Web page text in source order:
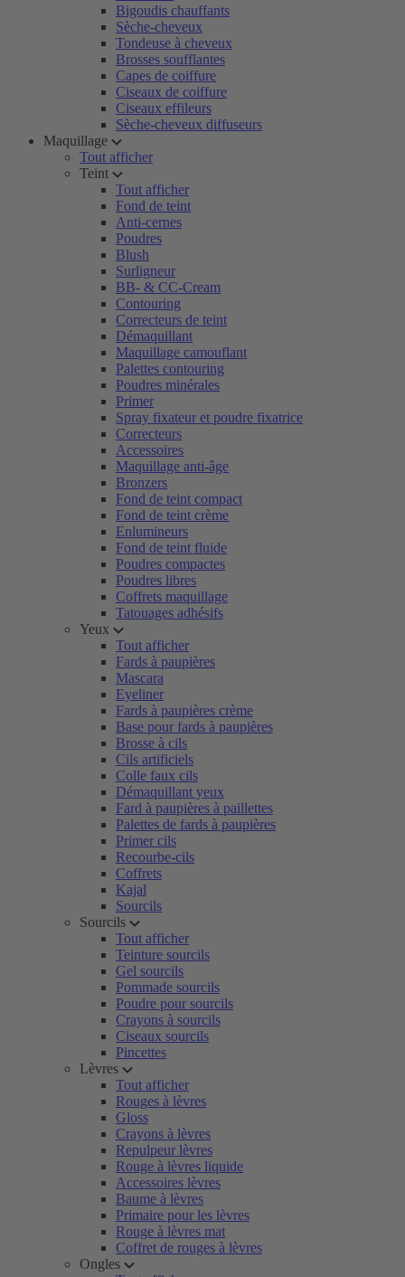
Bigoudis chauffants
Sèche-cheveux
Tondeuse à cheveux
Brosses soufflantes
Capes de coiffure
Ciseaux de coiffure
Ciseaux effileurs
Sèche-cheveux diffuseurs
Maquillage
Tout afficher
Teint
Tout afficher
Fond de teint
Anti-cernes
Poudres
Blush
Surligneur
BB- & CC-Cream
Contouring
Correcteurs de teint
Démaquillant
Maquillage camouflant
Palettes contouring
Poudres minérales
Primer
Spray fixateur et poudre fixatrice
Correcteurs
Accessoires
Maquillage anti-âge
Bronzers
Fond de teint compact
Fond de teint crème
Enlumineurs
Fond de teint fluide
Poudres compactes
Poudres libres
Coffrets maquillage
Tatouages adhésifs
Yeux
Tout afficher
Fards à paupières
Mascara
Eyeliner
Fards à paupières crème
Base pour fards à paupières
Brosse à cils
Cils artificiels
Colle faux cils
Démaquillant yeux
Fard à paupières à paillettes
Palettes de fards à paupières
Primer cils
Recourbe-cils
Coffrets
Kajal
Sourcils
Sourcils
Tout afficher
Teinture sourcils
Gel sourcils
Pommade sourcils
Poudre pour sourcils
Crayons à sourcils
Ciseaux sourcils
Pincettes
Lèvres
Tout afficher
Rouges à lèvres
Gloss
Crayons à lèvres
Repulpeur lèvres
Rouge à lèvres liquide
Accessoires lèvres
Baume à lèvres
Primaire pour les lèvres
Rouge à lèvres mat
Coffret de rouges à lèvres
Ongles